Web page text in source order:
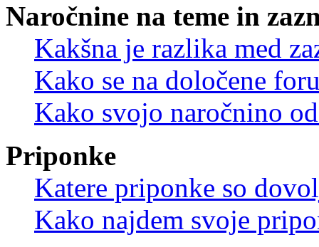
Naročnine na teme in
Kakšna je razlika med
Kako se na določene
Kako svojo naročnino
Priponke
Katere priponke so
Kako najdem svoje